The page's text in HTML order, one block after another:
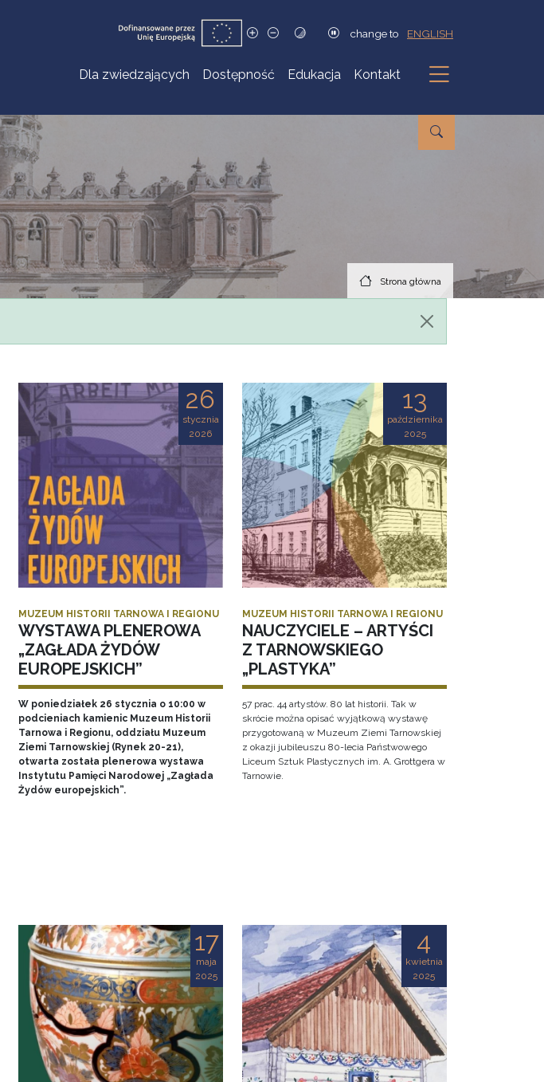
change to ENGLISH
Dla zwiedzających Dostępność Edukacja Kontakt
Podmenu
Strona główna
26
stycznia
2026
MUZEUM HISTORII TARNOWA I REGIONU
WYSTAWA PLENEROWA
„ZAGŁADA ŻYDÓW
EUROPEJSKICH”
W poniedziałek 26 stycznia o 10:00 w
podcieniach kamienic Muzeum Historii
Tarnowa i Regionu, oddziału Muzeum
Ziemi Tarnowskiej (Rynek 20-21),
otwarta została plenerowa wystawa
Instytutu Pamięci Narodowej „Zagłada
Żydów europejskich”.
13
października
2025
MUZEUM HISTORII TARNOWA I REGIONU
NAUCZYCIELE – ARTYŚCI
Z TARNOWSKIEGO
„PLASTYKA”
57 prac. 44 artystów. 80 lat historii. Tak w
skrócie można opisać wyjątkową wystawę
przygotowaną w Muzeum Ziemi Tarnowskiej
z okazji jubileuszu 80-lecia Państwowego
Liceum Sztuk Plastycznych im. A. Grottgera w
Tarnowie.
17
maja
2025
4
kwietnia
2025